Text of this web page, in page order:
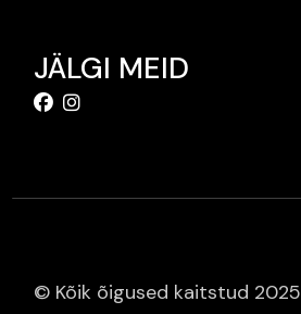
JÄLGI MEID
© Kõik õigused kaitstud 2025